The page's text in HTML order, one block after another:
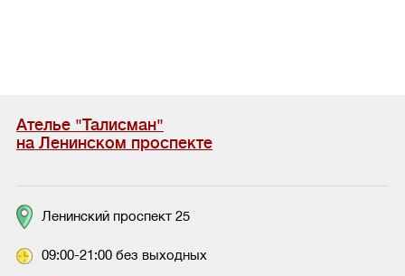
Ателье "Талисман"
на Ленинском проспекте
Ленинский проспект 25
09:00-21:00 без выходных